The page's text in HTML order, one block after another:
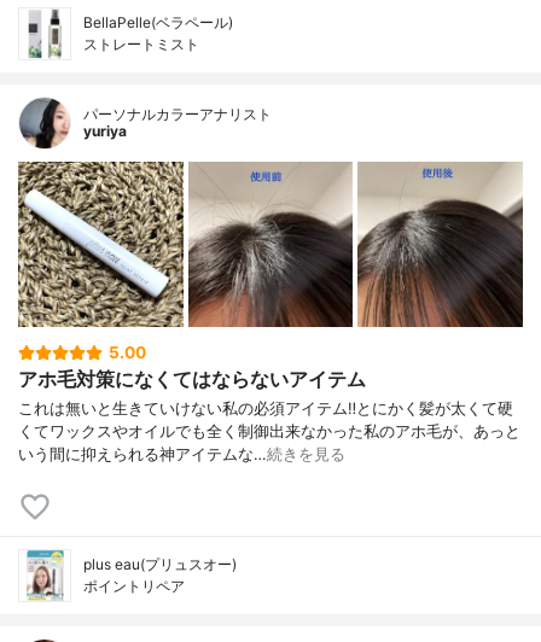
BellaPelle(ベラペール)
ストレートミスト
パーソナルカラーアナリスト
yuriya
5.00
アホ毛対策になくてはならないアイテム
これは無いと生きていけない私の必須アイテム‼️とにかく髪が太くて硬
くてワックスやオイルでも全く制御出来なかった私のアホ毛が、あっと
いう間に抑えられる神アイテムな…続きを見る
plus eau(プリュスオー)
ポイントリペア